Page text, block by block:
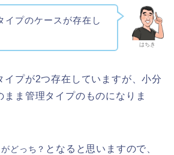
はちき
イプのケースが存在し
イプが2つ存在していますが、小分
まま管理タイプのものになりま
どっち？ となると思いますので、